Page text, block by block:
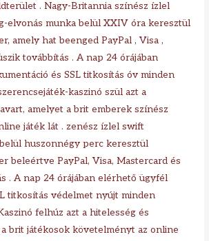
. Nagy-Britannia színész ízlel
elvonás munka belül XXIV óra keresztül
amely hat beenged PayPal , Visa ,
továbbítás . A nap 24 órájában
és SSL titkosítás óv minden
kaszinó szül azt a
amelyet a brit emberek színész
játék lát . zenész ízlel swift
huszonnégy perc keresztül
beleértve PayPal, Visa, Mastercard és
. A nap 24 órájában elérhető ügyfél
titkosítás védelmet nyújt minden
felhúz azt a hitelesség és
brit játékosok követelményt az online